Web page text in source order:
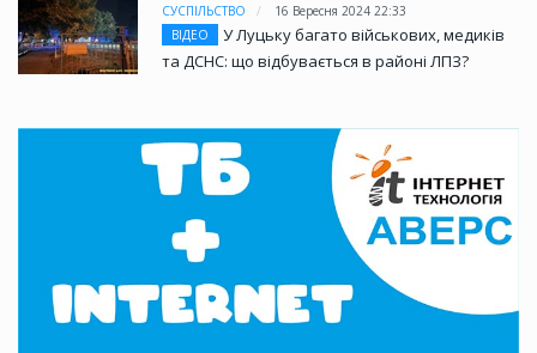
СУСПІЛЬСТВО
16 Вересня 2024 22:33
ВІДЕО
У Луцьку багато військових, медиків
та ДСНС: що відбувається в районі ЛПЗ?